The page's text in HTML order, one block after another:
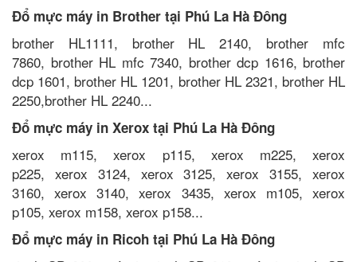
Đổ mực máy in Brother tại Phú La Hà Đông
brother HL1111, brother HL 2140, brother mfc
7860, brother HL mfc 7340, brother dcp 1616, brother
dcp 1601, brother HL 1201, brother HL 2321, brother HL
2250,brother HL 2240...
Đổ mực máy in Xerox tại Phú La Hà Đông
xerox m115, xerox p115, xerox m225, xerox
p225, xerox 3124, xerox 3125, xerox 3155, xerox
3160, xerox 3140, xerox 3435, xerox m105, xerox
p105, xerox m158, xerox p158...
Đổ mực máy in Ricoh tại Phú La Hà Đông